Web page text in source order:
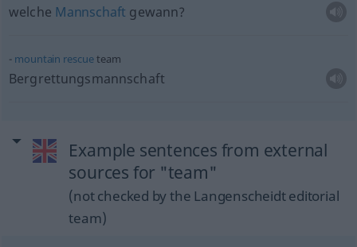
welche Mannschaft gewann?
mountain rescueteam
Bergrettungsmannschaft
Example sentences from external
sources for "team"
(not checked by the Langenscheidt editorial
team)